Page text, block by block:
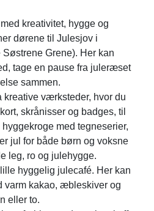
kreativitet, hygge og
dørene til Julesjov i
Grene). Her kan
tage en pause fra juleræset
sammen.
kreative værksteder, hvor du
skrånisser og badges, til
med tegneserier,
jul for både børn og voksne
leg, ro og julehygge.
hyggelig julecafé. Her kan
varm kakao, æbleskiver og
eller to.